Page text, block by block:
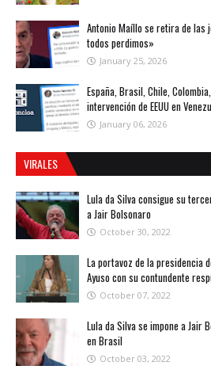
Antonio Maíllo se retira de las
todos perdimos»
January 25, 2026
España, Brasil, Chile,
intervención de EEUU en
January 06, 2026
VIRALES
Lula da Silva consigue su
a Jair Bolsonaro
October 30, 2022
La portavoz de la presidencia
Ayuso con su contundente
October 07, 2022
Lula da Silva se impone a Jair
en Brasil
October 03, 2022